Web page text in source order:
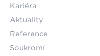
Kariéra
Aktuality
Reference
Soukromí